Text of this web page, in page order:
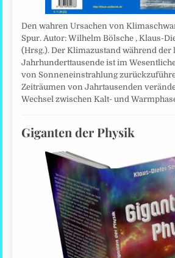
Den wahren Ursachen von
Spur. Autor: Wilhelm Bölsche , Klaus-
(Hrsg.). Der Klimazustand während der
Jahrhunderttausende ist im
von Sonneneinstrahlung
Zeiträumen von Jahrtausenden
Wechsel zwischen Kalt- und
Giganten der Physik